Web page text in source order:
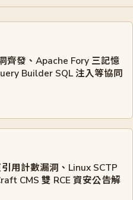
發、Apache Fory 三記憶
Builder SQL 注入等協同
用計數漏洞、Linux SCTP
CMS 雙 RCE 資安公告解